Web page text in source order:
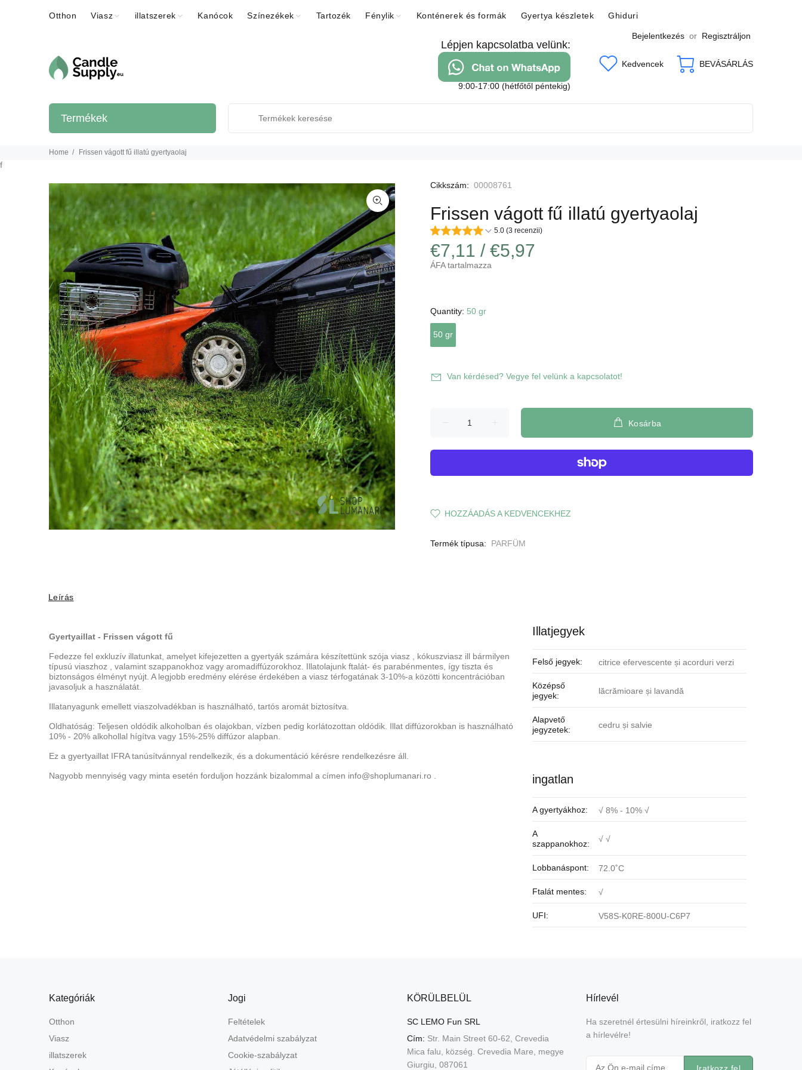
Otthon Viasz illatszerek Kanócok Színezékek Tartozék Fénylik Konténerek és formák Gyertya készletek Ghiduri
Bejelentkezés or Regisztráljon
Lépjen kapcsolatba velünk:
9:00-17:00 (hétfőtől péntekig)
Kedvencek BEVÁSÁRLÁS
Termékek
Home Frissen vágott fű illatú gyertyaolaj
f
Cikkszám: 00008761
Frissen vágott fű illatú gyertyaolaj
5.0 (3 recenzii)
€7,11 / €5,97
ÁFA tartalmazza
Quantity: 50 gr
50 gr
Van kérdésed? Vegye fel velünk a kapcsolatot!
Kosárba
HOZZÁADÁS A KEDVENCEKHEZ
Termék típusa: PARFÜM
Leírás
Gyertyaillat - Frissen vágott fű
Fedezze fel exkluzív illatunkat, amelyet kifejezetten a gyertyák számára készítettünk szója viasz kókuszviasz ill bármilyen
típusú viaszhoz , valamint szappanokhoz vagy aromadiffúzorokhoz. Illatolajunk ftalát- és parabénmentes, így tiszta és
biztonságos élményt nyújt. A legjobb eredmény elérése érdekében a viasz térfogatának 3-10%-a közötti koncentrációban
javasoljuk a használatát.
Illatanyagunk emellett viaszolvadékban is használható, tartós aromát biztosítva.
Oldhatóság: Teljesen oldódik alkoholban és olajokban, vízben pedig korlátozottan oldódik. Illat diffúzorokban is használható
10% - 20% alkohollal hígítva vagy 15%-25% diffúzor alapban.
Ez a gyertyaillat IFRA tanúsítvánnyal rendelkezik, és a dokumentáció kérésre rendelkezésre áll.
Nagyobb mennyiség vagy minta esetén forduljon hozzánk bizalommal a címen info@shoplumanari.ro
Illatjegyek
Felső jegyek: citrice efervescente și acorduri verzi
Középső
jegyek:
lăcrămioare și lavandă
Alapvető
jegyzetek:
cedru și salvie
ingatlan
A gyertyákhoz: √ 8% - 10% √
A
szappanokhoz:
√ √
Lobbanáspont: 72.0˚C
Ftalát mentes: √
UFI: V58S-K0RE-800U-C6P7
Kategóriák
Otthon
Viasz
illatszerek
Jogi
Feltételek
Adatvédelmi szabályzat
Cookie-szabályzat
KÖRÜLBELÜL
SC LEMO Fun SRL
Cím: Str. Main Street 60-62, Crevedia
Mica falu, község. Crevedia Mare, megye
Giurgiu, 087061
Hírlevél
Ha szeretnél értesülni híreinkről, iratkozz fel
a hírlevélre!